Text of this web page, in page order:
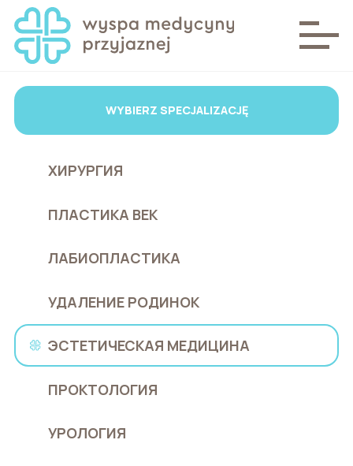
WYBIERZ SPECJALIZACJĘ
ХИРУРГИЯ
ПЛАСТИКА ВЕК
ЛАБИОПЛАСТИКА
УДАЛЕНИЕ РОДИНОК
ЭСТЕТИЧЕСКАЯ МЕДИЦИНА
ПРОКТОЛОГИЯ
УРОЛОГИЯ